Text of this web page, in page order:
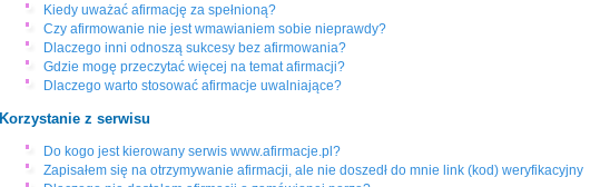
Kiedy uważać afirmację za spełnioną?
Czy afirmowanie nie jest wmawianiem sobie nieprawdy?
Dlaczego inni odnoszą sukcesy bez afirmowania?
Gdzie mogę przeczytać więcej na temat afirmacji?
Dlaczego warto stosować afirmacje uwalniające?
Korzystanie z serwisu
Do kogo jest kierowany serwis www.afirmacje.pl?
Zapisałem się na otrzymywanie afirmacji, ale nie doszedł do mnie link (kod) weryfikacyjny